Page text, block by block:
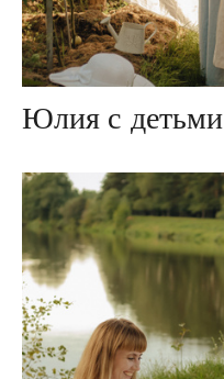
Юлия с детьми